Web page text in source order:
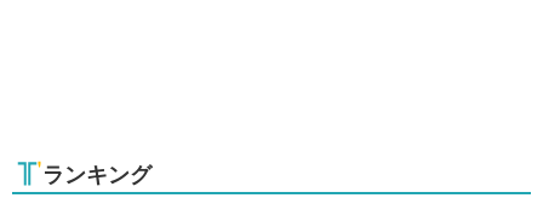
ランキング